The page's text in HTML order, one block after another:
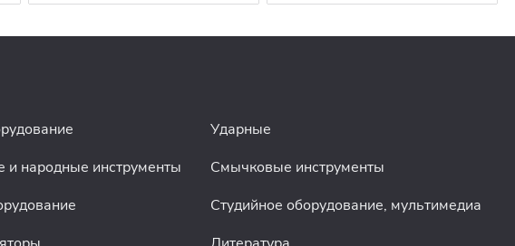
Ударные
и народные инструменты
Смычковые инструменты
Студийное оборудование, мультимедиа